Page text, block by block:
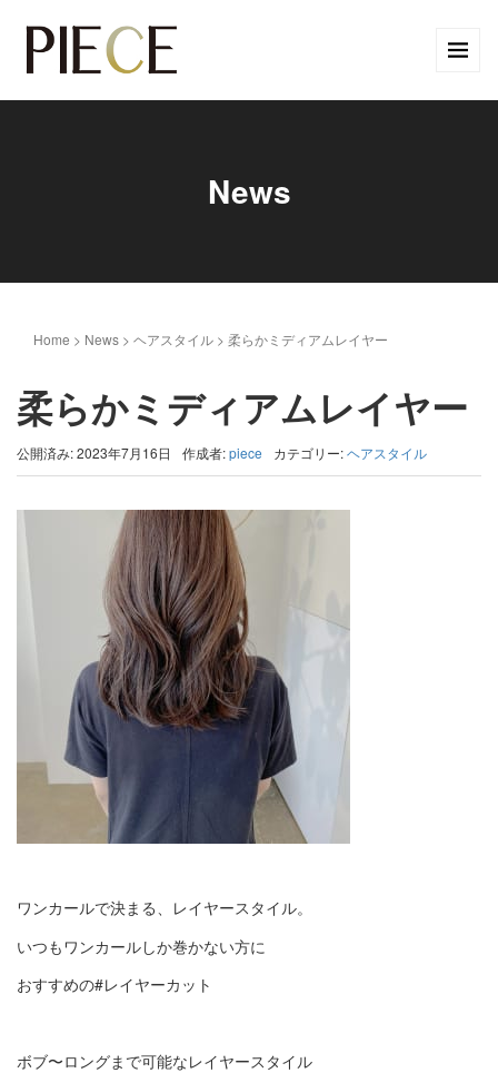
News
Home > News > ヘアスタイル > 柔らかミディアムレイヤー
柔らかミディアムレイヤー
公開済み: 2023年7月16日 作成者:piece カテゴリー:ヘアスタイル
ワンカールで決まる、レイヤースタイル。
いつもワンカールしか巻かない方に
おすすめの#レイヤーカット
ボブ〜ロングまで可能なレイヤースタイル